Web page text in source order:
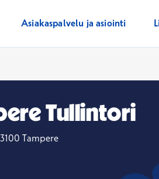
Asiakaspalvelu ja asiointi
Tullintori
Tampere